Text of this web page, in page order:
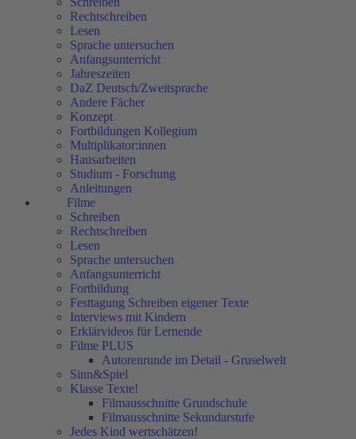
Rechtschreiben
Lesen
Sprache untersuchen
Anfangsunterricht
Jahreszeiten
DaZ Deutsch/Zweitsprache
Andere Fächer
Konzept
Fortbildungen Kollegium
Multiplikator:innen
Hausarbeiten
Studium - Forschung
Anleitungen
Filme
Schreiben
Rechtschreiben
Lesen
Sprache untersuchen
Anfangsunterricht
Fortbildung
Festtagung Schreiben eigener Texte
Interviews mit Kindern
Erklärvideos für Lernende
Filme PLUS
Autorenrunde im Detail - Gruselwelt
Sinn&Spiel
Klasse Texte!
Filmausschnitte Grundschule
Filmausschnitte Sekundarstufe
Jedes Kind wertschätzen!